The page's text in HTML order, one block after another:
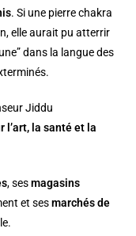
. Si une pierre chakra
elle aurait pu atterrir
dans la langue des
Jiddu
l’art, la santé et la
, sesmagasins
et sesmarchés de